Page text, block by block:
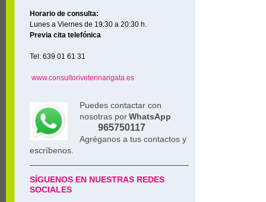
Horario de consulta:
Lunes a Viernes de 19:30 a 20:30 h.
Previa cita telefónica
Tel: 639 01 61 31
www.consultoriveterinarigata.es
Puedes contactar con
nosotras porWhatsApp
965750117
Agréganos a tus contactos y
escríbenos.
SÍGUENOS EN NUESTRAS REDES
SOCIALES